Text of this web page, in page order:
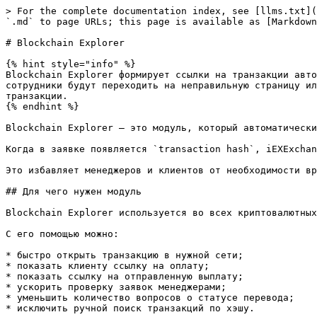
> For the complete documentation index, see [llms.txt](https://docs.iexexchanger.com/llms.txt). Markdown versions of documentation pages are available by appending `.md` to page URLs; this page is available as [Markdown](https://docs.iexexchanger.com/guide/nastroiki/utility/blockchain-explorer.md).

# Blockchain Explorer

{% hint style="info" %}
Blockchain Explorer формирует ссылки на транзакции автоматически. Если указать неправильный блокчейн-обозреватель или неверный шаблон ссылки, пользователи и сотрудники будут переходить на неправильную страницу или вообще не смогут открыть транзакцию. Перед использованием обязательно проверьте настройки на реальной транзакции.
{% endhint %}

Blockchain Explorer — это модуль, который автоматически создаёт ссылку на транзакцию в блокчейн-обозревателе по её хэшу.

Когда в заявке появляется `transaction hash`, iEXExchanger подставляет его в заранее настроенный шаблон ссылки и показывает готовый переход на страницу транзакции.

Это избавляет менеджеров и клиентов от необходимости вручную копировать хэш и искать транзакцию в нужном обозревателе.

## Для чего нужен модуль

Blockchain Explorer используется во всех криптовалютных направлениях, где необходимо быстро проверить входящую оплату или исходящую выплату.

С его помощью можно:

* быстро открыть транзакцию в нужной сети;
* показать клиенту ссылку на оплату;
* показать ссылку на отправленную выплату;
* ускорить проверку заявок менеджерами;
* уменьшить количество вопросов о статусе перевода;
* исключить ручной поиск транзакций по хэшу.

***

В панели управления откройте: **«Утилиты» — «Сервисы» — «Blockchain Explorer»**

<figure><img src="/files/Wkj20g2XoBHyPc0O8NQr" alt=""><figcaption></figcaption></figure>

Если раздел отсутствует, проверьте права доступа группы пользователя. Для работы с модулем необходимо разрешение на управление Blockchain Explorer.

## Как работает Blockchain Explorer

Каждая запись связывает платёжную систему с шаблоном ссылки на блокчейн-обозреватель.

Когда в заявке появляется хэш транзакции, система:

1. определяет платёжную систему;
2. находит соответствующий шаблон ссылки;
3. заменяет `{hash}` на настоящий хэш;
4. показывает готовую ссылку в заявке.

Например, если указан шаблон:

```
https://tronscan.org/#/transaction/{hash}
```

и система получила хэш:

```
abc123
```

то пользователю будет показана ссылка:

```
https://tronscan.org/#/transaction/abc123
```

Без шаблона `{hash}` ссылка на конкретную транзакцию сформирована не будет.

## Важная особенность

Blockchain Explorer привязывается к платёжной системе, а не к валюте.

Это означает, что именно платёжная система определяет, какой блокчейн-обозреватель будет использоваться.

Например:

```
USDT TRC20 — Tether TRC20
```

Если для платёжной системы `Tether TRC20` настроен Tronscan, то все валюты, использующие эту систему, будут открываться именно через него.

### Разделяйте платёжные системы по сетям

Если одна криптовалюта работает сразу в нескольких сетях, рекомендуется создавать отдельную платёжную систему для каждой сети.

Например:

```
USDT TRC20 — Tronscan
USDT ERC20 — Etherscan
USDT BEP20 — BscScan
```

Если все сети используют одну общую платёжную систему, система не сможет определить, какой блокчейн-обозреватель